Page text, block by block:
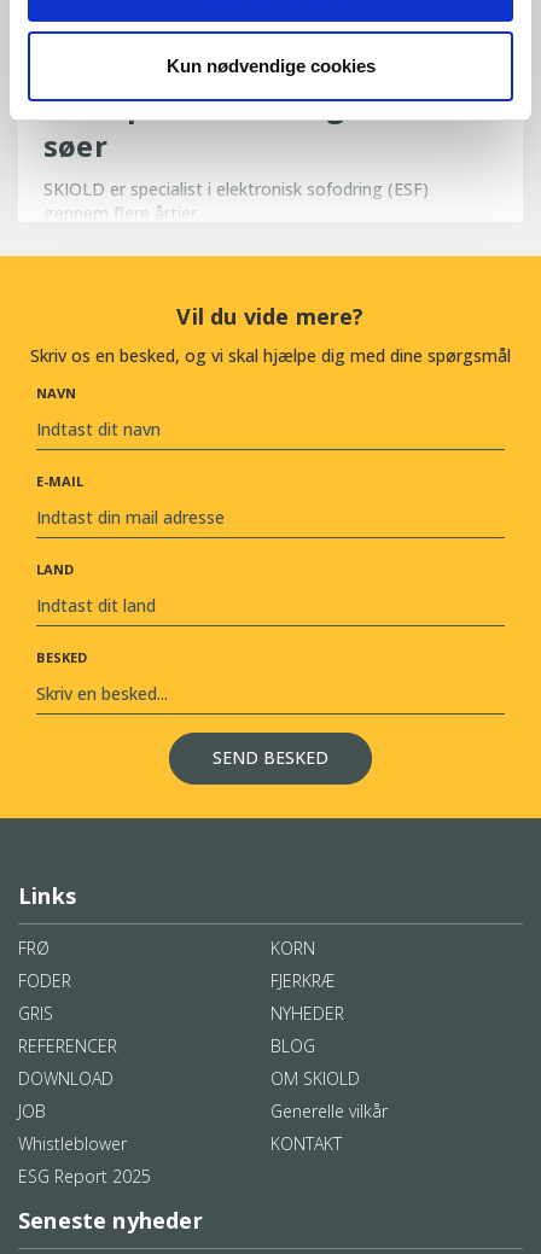
Kun nødvendige cookies
Transponderfodring af løse
søer
SKIOLD er specialist i elektronisk sofodring (ESF)
gennem flere årtier
Vil du vide mere?
Skriv os en besked, og vi skal hjælpe dig med dine spørgsmål
NAVN
E-MAIL
LAND
BESKED
Links
FRØ
KORN
FODER
FJERKRÆ
GRIS
NYHEDER
REFERENCER
BLOG
DOWNLOAD
OM SKIOLD
JOB
Generelle vilkår
Whistleblower
KONTAKT
ESG Report 2025
Seneste nyheder